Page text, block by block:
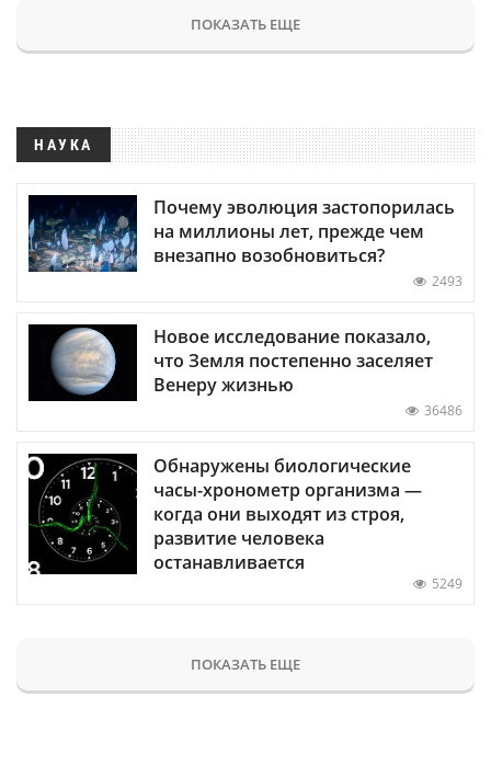
ПОКАЗАТЬ ЕЩЕ
НАУКА
Почему эволюция застопорилась
на миллионы лет, прежде чем
внезапно возобновиться?
2493
Новое исследование показало,
что Земля постепенно заселяет
Венеру жизнью
36486
Обнаружены биологические
часы-хронометр организма —
когда они выходят из строя,
развитие человека
останавливается
5249
ПОКАЗАТЬ ЕЩЕ